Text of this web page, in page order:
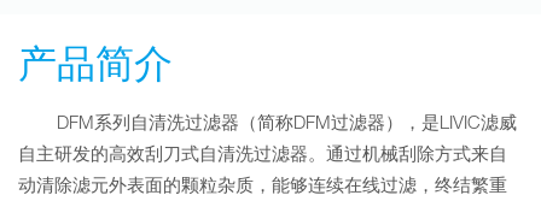
产品简介
DFM系列自清洗过滤器（简称DFM过滤器），是LIVIC滤威
自主研发的高效刮刀式自清洗过滤器。通过机械刮除方式来自
动清除滤元外表面的颗粒杂质，能够连续在线过滤，终结繁重